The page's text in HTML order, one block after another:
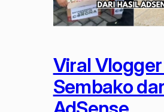
Viral
Sembako